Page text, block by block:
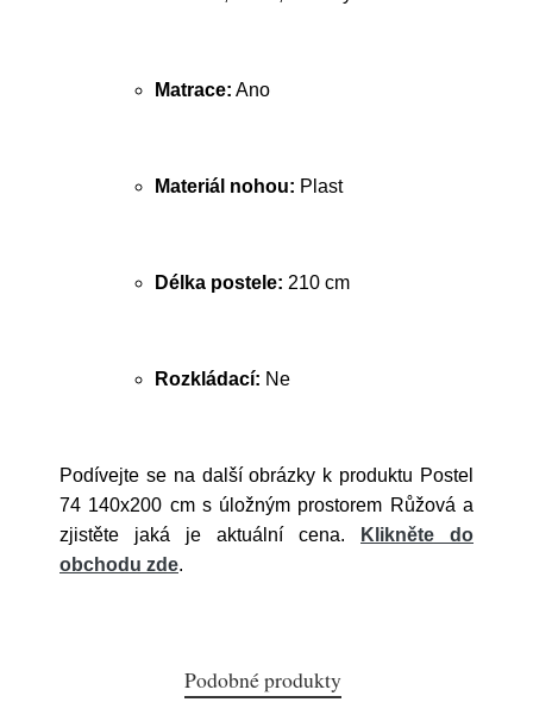
Matrace: Ano
Materiál nohou: Plast
Délka postele: 210 cm
Rozkládací: Ne
Podívejte se na další obrázky k produktu Postel
74 140x200 cm s úložným prostorem Růžová a
zjistěte jaká je aktuální cena.
Klikněte do
obchodu zde.
Podobné produkty